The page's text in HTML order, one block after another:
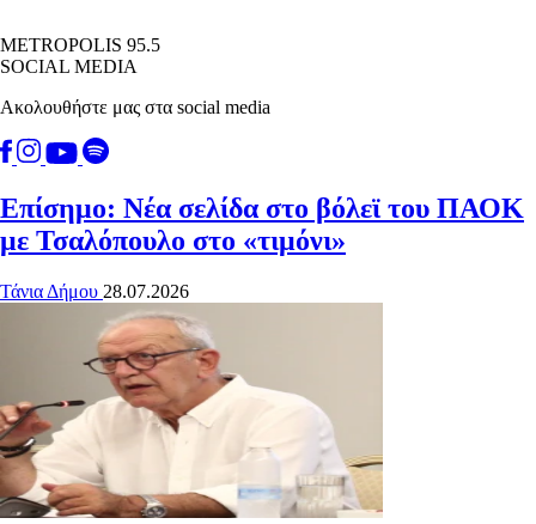
METROPOLIS 95.5
SOCIAL MEDIA
Ακολουθήστε μας στα social media
Επίσημο: Νέα σελίδα στο βόλεϊ του ΠΑΟΚ
με Τσαλόπουλο στο «τιμόνι»
Τάνια Δήμου 28.07.2026